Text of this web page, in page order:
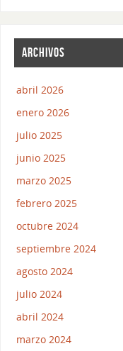
ARCHIVOS
abril 2026
enero 2026
julio 2025
junio 2025
marzo 2025
febrero 2025
octubre 2024
septiembre 2024
agosto 2024
julio 2024
abril 2024
marzo 2024